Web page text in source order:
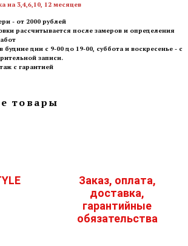
на 3,4,6,10, 12 месяцев
- от 2000 рублей
рассчитывается после замеров и определения
будние дни с 9-00 до 19-00, суббота и воскресенье - с
записи.
с гарантией
товары
Заказ, оплата,
доставка,
гарантийные
обязательства